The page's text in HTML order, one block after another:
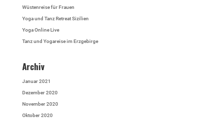
Wüstenreise für Frauen
Yoga und Tanz Retreat Sizilien
Yoga Online Live
Tanz und Yogareise im Erzgebirge
Archiv
Januar 2021
Dezember 2020
November 2020
Oktober 2020